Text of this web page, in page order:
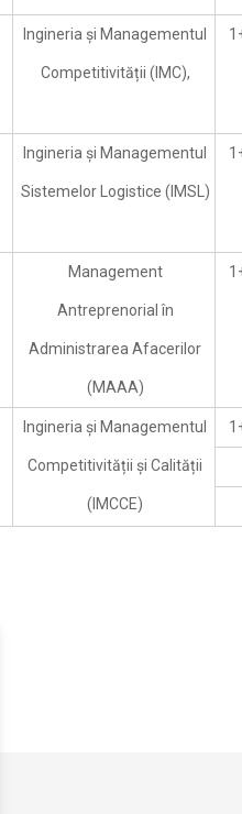
Ingineria și Managementul
Competitivității (IMC),
Ingineria și Managementul
Sistemelor Logistice (IMSL)
Management
Antreprenorial în
Administrarea Afacerilor
(MAAA)
Ingineria și Managementul
Competitivității și Calității
(IMCCE)